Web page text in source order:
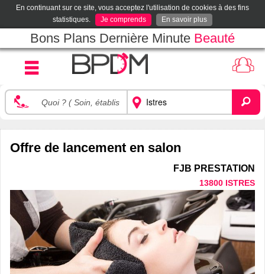
En continuant sur ce site, vous acceptez l'utilisation de cookies à des fins
statistiques.
Je comprends En savoir plus
Bons Plans Dernière Minute Beauté
Offre de lancement en salon
FJB PRESTATION
13800 ISTRES